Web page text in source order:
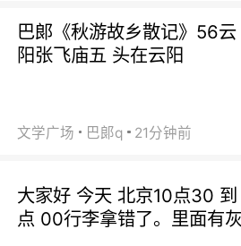
巴郞《秋游故乡散记》56云
阳张飞庙五 头在云阳
文学广场 巴郞q 21分钟前
大家好 今天 北京10点30
点 00行李拿错了。里面有